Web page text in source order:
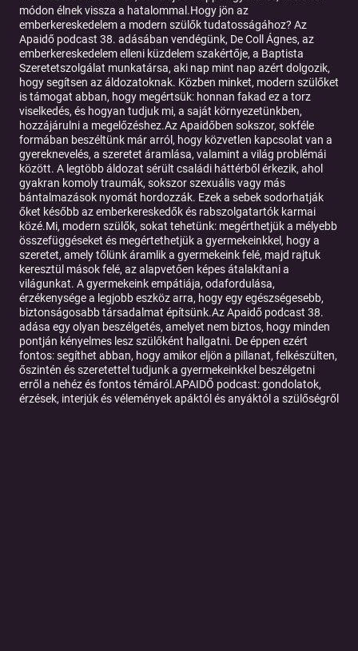
módon élnek vissza a hatalommal.Hogy jön az
emberkereskedelem a modern szülők tudatosságához? Az
Apaidő podcast 38. adásában vendégünk, De Coll Ágnes, az
emberkereskedelem elleni küzdelem szakértője, a Baptista
Szeretetszolgálat munkatársa, aki nap mint nap azért dolgozik,
hogy segítsen az áldozatoknak. Közben minket, modern szülőket
is támogat abban, hogy megértsük: honnan fakad ez a torz
viselkedés, és hogyan tudjuk mi, a saját környezetünkben,
hozzájárulni a megelőzéshez.Az Apaidőben sokszor, sokféle
formában beszéltünk már arról, hogy közvetlen kapcsolat van a
gyereknevelés, a szeretet áramlása, valamint a világ problémái
között. A legtöbb áldozat sérült családi háttérből érkezik, ahol
gyakran komoly traumák, sokszor szexuális vagy más
bántalmazások nyomát hordozzák. Ezek a sebek sodorhatják
őket később az emberkereskedők és rabszolgatartók karmai
közé.Mi, modern szülők, sokat tehetünk: megérthetjük a mélyebb
összefüggéseket és megértethetjük a gyermekeinkkel, hogy a
szeretet, amely tőlünk áramlik a gyermekeink felé, majd rajtuk
keresztül mások felé, az alapvetően képes átalakítani a
világunkat. A gyermekeink empátiája, odafordulása,
érzékenysége a legjobb eszköz arra, hogy egy egészségesebb,
biztonságosabb társadalmat építsünk.Az Apaidő podcast 38.
adása egy olyan beszélgetés, amelyet nem biztos, hogy minden
pontján kényelmes lesz szülőként hallgatni. De éppen ezért
fontos: segíthet abban, hogy amikor eljön a pillanat, felkészülten,
őszintén és szeretettel tudjunk a gyermekeinkkel beszélgetni
erről a nehéz és fontos témáról.APAIDŐ podcast: gondolatok,
érzések, interjúk és vélemények apáktól és anyáktól a szülőségről